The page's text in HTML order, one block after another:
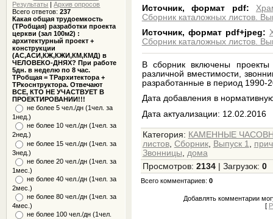
Результаты |Архив опросов
Всего ответов:237
Какая общая трудоемкость
(ТРобщая) разработки проекта
церкви (зал 100м2) :
архитектурный проект +
конструкции
(АС,АСИ,КЖ,КЖИ,КМ,КМД) в
ЧЕЛОВЕКО-ДНЯХ? При работе
5дн. в неделю по 8 час.
ТРобщая = ТРархитектора +
ТРкоснтруктора. Отвечают
ВСЕ, КТО НЕ УЧАСТВУЕТ В
ПРОЕКТИРОВАНИИ!!!
не более 5 чел./дн (1чел. за
1нед.)
не более 10 чел./дн (1чел. за
2нед.)
не более 15 чел./дн (1чел. за
3нед.)
не более 20 чел./дн (1чел. за
1мес.)
не более 40 чел./дн (1чел. за
2мес.)
не более 80 чел./дн (1чел. за
4мес.)
не более 100 чел./дн (1чел.
Источник, формат pdf:
Сборник каталожных листов.
Источник, формат pdf+jpeg:
Сборник каталожных листов.
В сборник включены
различной вместимости,
разработанные в период 1990-
Дата добавления в
Дата актуализации: 12.02.2016
Категория: КАМЕННЫЕ
листов, Сборник, Выпуск 1,
Звонницы, дома
Просмотров: 2134| Загрузок: 0
Всего комментариев: 0
Добавлять комментарии
[